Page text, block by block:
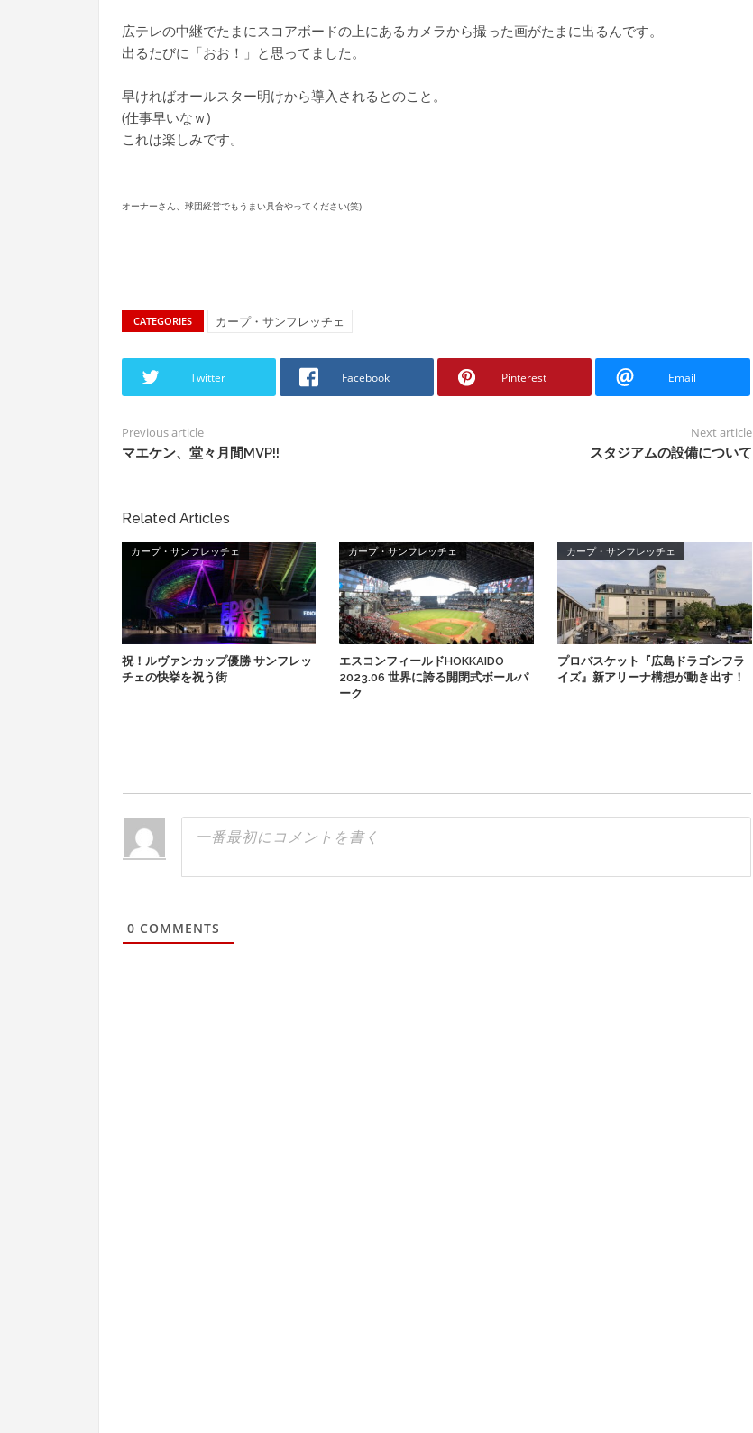
広テレの中継でたまにスコアボードの上にあるカメラから撮った画がたまに出るんです。
出るたびに「おお！」と思ってました。
早ければオールスター明けから導入されるとのこと。
(仕事早いなｗ)
これは楽しみです。
オーナーさん、球団経営でもうまい具合やってください(笑)
CATEGORIES カープ・サンフレッチェ
Twitter Facebook Pinterest Email
Previous article
マエケン、堂々月間MVP!!
Next article
スタジアムの設備について
Related Articles
カープ・サンフレッチェ
祝！ルヴァンカップ優勝 サンフレッ
チェの快挙を祝う街
カープ・サンフレッチェ
エスコンフィールドHOKKAIDO
2023.06 世界に誇る開閉式ボールパ
ーク
カープ・サンフレッチェ
プロバスケット『広島ドラゴンフラ
イズ』新アリーナ構想が動き出す！
0 COMMENTS